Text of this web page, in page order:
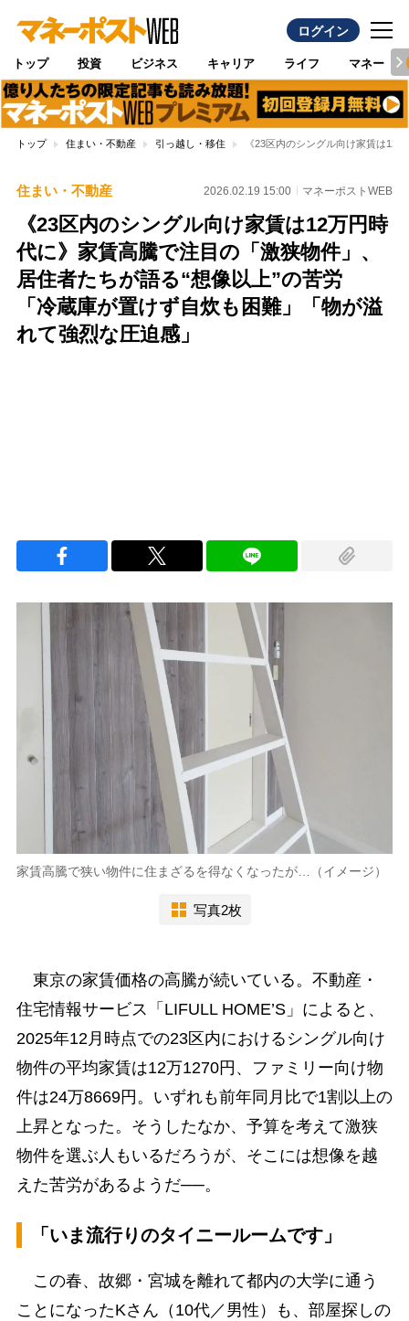
ログイン
トップ 投資 ビジネス キャリア ライフ マネー
トップ 住まい・不動産 引っ越し・移住 《23区内のシングル向け家賃は12
住まい・不動産 2026.02.19 15:00 マネーポストWEB
《23区内のシングル向け家賃は12万円時
代に》家賃高騰で注目の「激狭物件」、
居住者たちが語る“想像以上”の苦労
「冷蔵庫が置けず自炊も困難」「物が溢
れて強烈な圧迫感」
家賃高騰で狭い物件に住まざるを得なくなったが…（イメージ）
写真2枚
東京の家賃価格の高騰が続いている。不動産・
住宅情報サービス「LIFULL HOME’S」によると、
2025年12月時点での23区内におけるシングル向け
物件の平均家賃は12万1270円、ファミリー向け物
件は24万8669円。いずれも前年同月比で1割以上の
上昇となった。そうしたなか、予算を考えて激狭
物件を選ぶ人もいるだろうが、そこには想像を越
えた苦労があるようだ──。
「いま流行りのタイニールームです」
この春、故郷・宮城を離れて都内の大学に通う
ことになったKさん（10代／男性）も、部屋探しの